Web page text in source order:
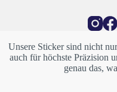
gewählt
werden
Unsere Sticker sind nicht
auch für höchste Präzision
genau das,